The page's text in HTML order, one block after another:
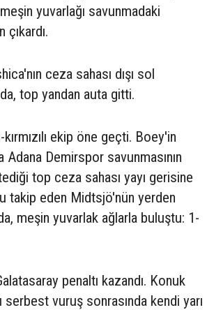
yuvarlağı savunmadaki
ceza sahası dışı sol
top yandan auta gitti.
ekip öne geçti. Boey'in
Adana Demirspor savunmasının
top ceza sahası yayı gerisine
takip eden Midtsjö'nün yerden
meşin yuvarlak ağlarla buluştu: 1-
penaltı kazandı. Konuk
serbest vuruş sonrasında kendi yarı